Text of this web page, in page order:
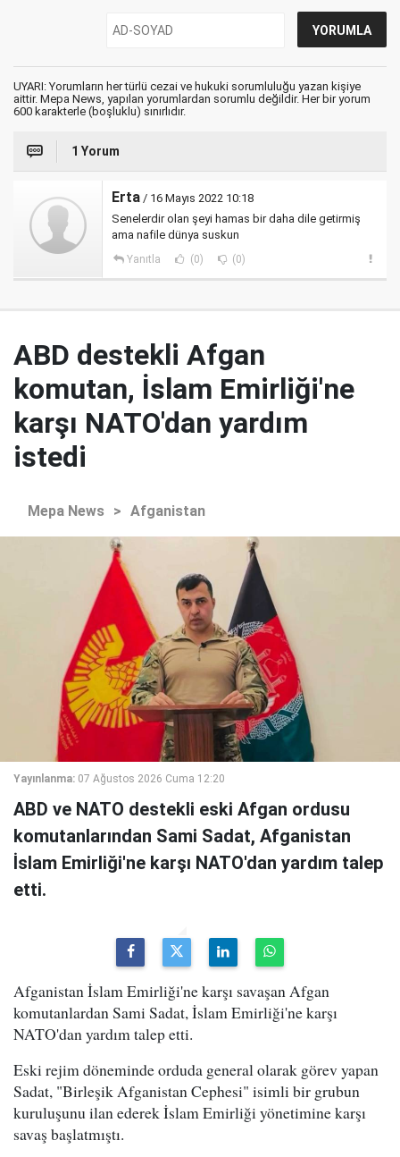
UYARI: Yorumların her türlü cezai ve hukuki sorumluluğu yazan kişiye
aittir. Mepa News, yapılan yorumlardan sorumlu değildir. Her bir yorum
600 karakterle (boşluklu) sınırlıdır.
1 Yorum
Erta / 16 Mayıs 2022 10:18
Senelerdir olan şeyi hamas bir daha dile getirmiş
ama nafile dünya suskun
Yanıtla (0) (0)
ABD destekli Afgan
komutan, İslam Emirliği'ne
karşı NATO'dan yardım
istedi
Mepa News > Afganistan
Yayınlanma: 07 Ağustos 2026 Cuma 12:20
ABD ve NATO destekli eski Afgan ordusu
komutanlarından Sami Sadat, Afganistan
İslam Emirliği'ne karşı NATO'dan yardım talep
etti.
Afganistan İslam Emirliği'ne karşı savaşan Afgan
komutanlardan Sami Sadat, İslam Emirliği'ne karşı
NATO'dan yardım talep etti.
Eski rejim döneminde orduda general olarak görev yapan
Sadat, "Birleşik Afganistan Cephesi" isimli bir grubun
kuruluşunu ilan ederek İslam Emirliği yönetimine karşı
savaş başlatmıştı.